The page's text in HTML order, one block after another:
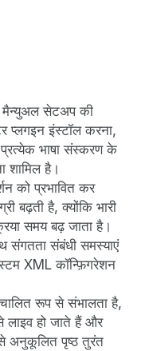
मैन्युअल सेटअप की
प्लगइन इंस्टॉल करना,
भाषा संस्करण के
शामिल है।
को प्रभावित कर
बढ़ती है, क्योंकि भारी
समय बढ़ जाता है।
संगतता संबंधी समस्याएं
XML कॉन्फ़िगरेशन
रूप से संभालता है,
हो जाते हैं और
अनुकूलित पृष्ठ तुरंत